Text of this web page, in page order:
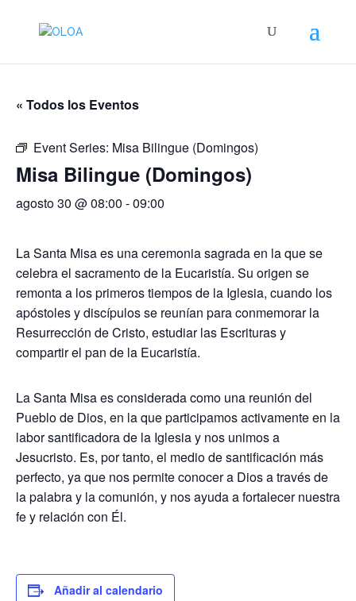
« Todos los Eventos
Event Series: Misa Bilingue (Domingos)
Misa Bilingue (Domingos)
agosto 30 @ 08:00 -09:00
La Santa Misa es una ceremonia sagrada en la que se
celebra el sacramento de la Eucaristía. Su origen se
remonta a los primeros tiempos de la Iglesia, cuando los
apóstoles y discípulos se reunían para conmemorar la
Resurrección de Cristo, estudiar las Escrituras y
compartir el pan de la Eucaristía.
La Santa Misa es considerada como una reunión del
Pueblo de Dios, en la que participamos activamente en la
labor santificadora de la Iglesia y nos unimos a
Jesucristo. Es, por tanto, el medio de santificación más
perfecto, ya que nos permite conocer a Dios a través de
la palabra y la comunión, y nos ayuda a fortalecer nuestra
fe y relación con Él.
Añadir al calendario